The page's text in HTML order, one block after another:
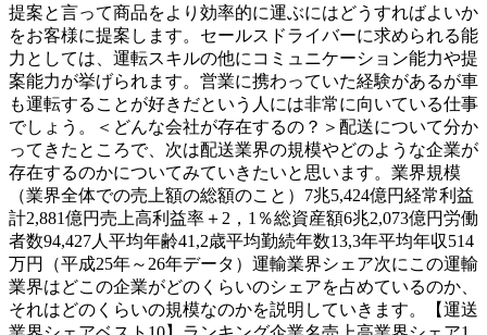
提案と言って商品をより効率的に運ぶにはどうすればよいか
をお客様に提案します。セールスドライバーに求められる能
力としては、運転スキルの他にコミュニケーション能力や提
案能力が挙げられます。営業に携わっていた経験があるが車
も運転することが好きだという人には非常に向いている仕事
でしょう。＜どんな会社が存在するの？＞配送について分か
ってきたところで、次は配送業界の規模やどのような企業が
存在するのかについてみていきたいと思います。業界規模
（業界全体での売上額の総額のこと）7兆5,424億円経常利益
計2,881億円売上高利益率＋2，1％総資産額6兆2,073億円労働
者数94,427人平均年齢41,2歳平均勤続年数13,3年平均年収514
万円（平成25年～26年データ）運輸業界シェア次にこの運輸
業界はどこの企業がどのくらいのシェアを占めているのか、
それはどのくらいの規模なのかを説明していきます。【運送